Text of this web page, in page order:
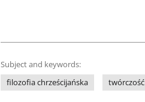
Subject and keywords:
filozofia chrześcijańska
twórczość